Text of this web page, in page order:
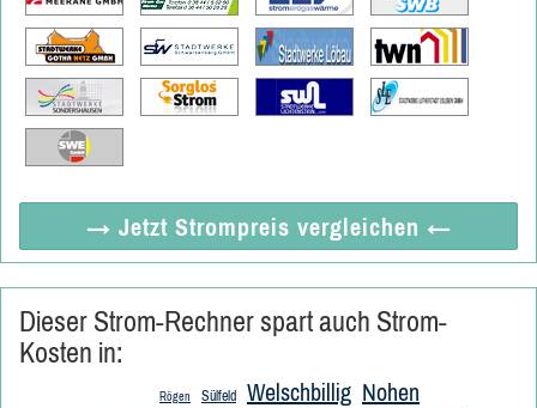
→ Jetzt Strompreis vergleichen ←
Dieser Strom-Rechner spart auch Strom-
Kosten in:
Rögen Sülfeld Welschbillig Nohen